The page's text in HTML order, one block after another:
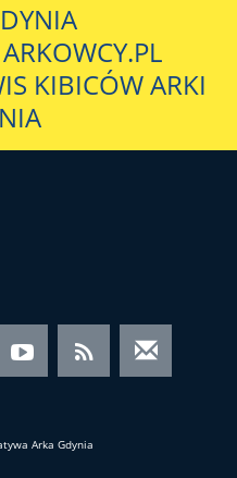
KIBICÓW ARKI
Arka Gdynia